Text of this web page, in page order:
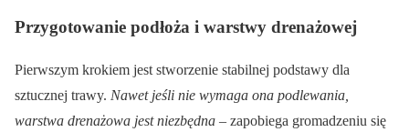
Przygotowanie podłoża i warstwy drenażowej
Pierwszym krokiem jest stworzenie stabilnej podstawy dla
sztucznej trawy. Nawet jeśli nie wymaga ona podlewania,
warstwa drenażowa jest niezbędna – zapobiega gromadzeniu się